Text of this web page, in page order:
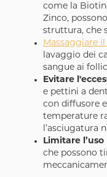
come la
Zinco,
struttura, che
Massaggiare
lavaggio dei
sangue ai
Evitare
e pettini a
con diffusore
temperature
l’asciugatura
Limitare
che possono